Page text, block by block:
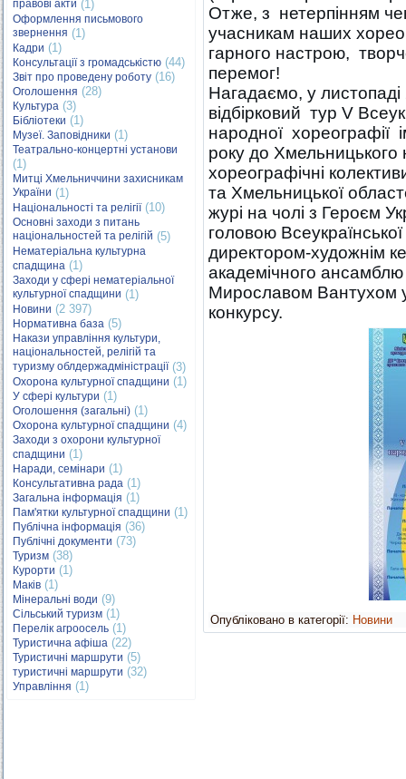
правові акти (1)
Оформлення письмового
звернення (1)
Кадри (1)
Консультації з громадськістю (44)
Звіт про проведену роботу (16)
Оголошення (28)
Культура (3)
Бібліотеки (1)
Музеї. Заповідники (1)
Театрально-концертні установи
(1)
Митці Хмельниччини захисникам
України (1)
Національності та релігії(10)
Основні заходи з питань
національностей та релігій (5)
Нематеріальна культурна
спадщина (1)
Заходи у сфері нематеріальної
культурної спадщини (1)
Новини (2 397)
Нормативна база (5)
Накази управління культури,
національностей, релігій та
туризму облдержадміністрації(3)
Охорона культурної спадщини (1)
У сфері культури (1)
Оголошення (загальні) (1)
Охорона культурної спадщини (4)
Заходи з охорони культурної
спадщини (1)
Наради, семінари (1)
Консультативна рада (1)
Загальна інформація (1)
Пам'ятки культурної спадщини (1)
Публічна інформація (36)
Публічні документи (73)
Туризм (38)
Курорти (1)
Маків (1)
Мінеральні води (9)
Сільський туризм (1)
Перелік агроосель (1)
Туристична афіша (22)
Туристичні маршрути (5)
туристичні маршрути (32)
Управління (1)
Отже, з нетерпінням
учасникам наших
гарного настрою,
перемог!
Нагадаємо, у
відбірковий тур V
народної хореографії
року до Хмельницького
хореографічні
та Хмельницької
журі на чолі з Героєм
головою
директором-художнім
академічного ансамблю
Мирославом Вантухом
конкурсу.
Опубліковано в категорії: Новини